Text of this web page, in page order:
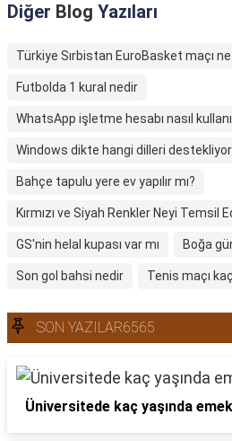
Diğer Blog Yazıları
Türkiye Sırbistan EuroBasket maçı
Futbolda 1 kural nedir
WhatsApp işletme hesabı nasıl
Windows dikte hangi dilleri
Bahçe tapulu yere ev yapılır mı?
Kırmızı ve Siyah Renkler Neyi Temsil
GS'nin helal kupası var mı Boğa
Son gol bahsi nedir Tenis maçı
SON YAZILAR6565
Üniversitede kaç yaşında